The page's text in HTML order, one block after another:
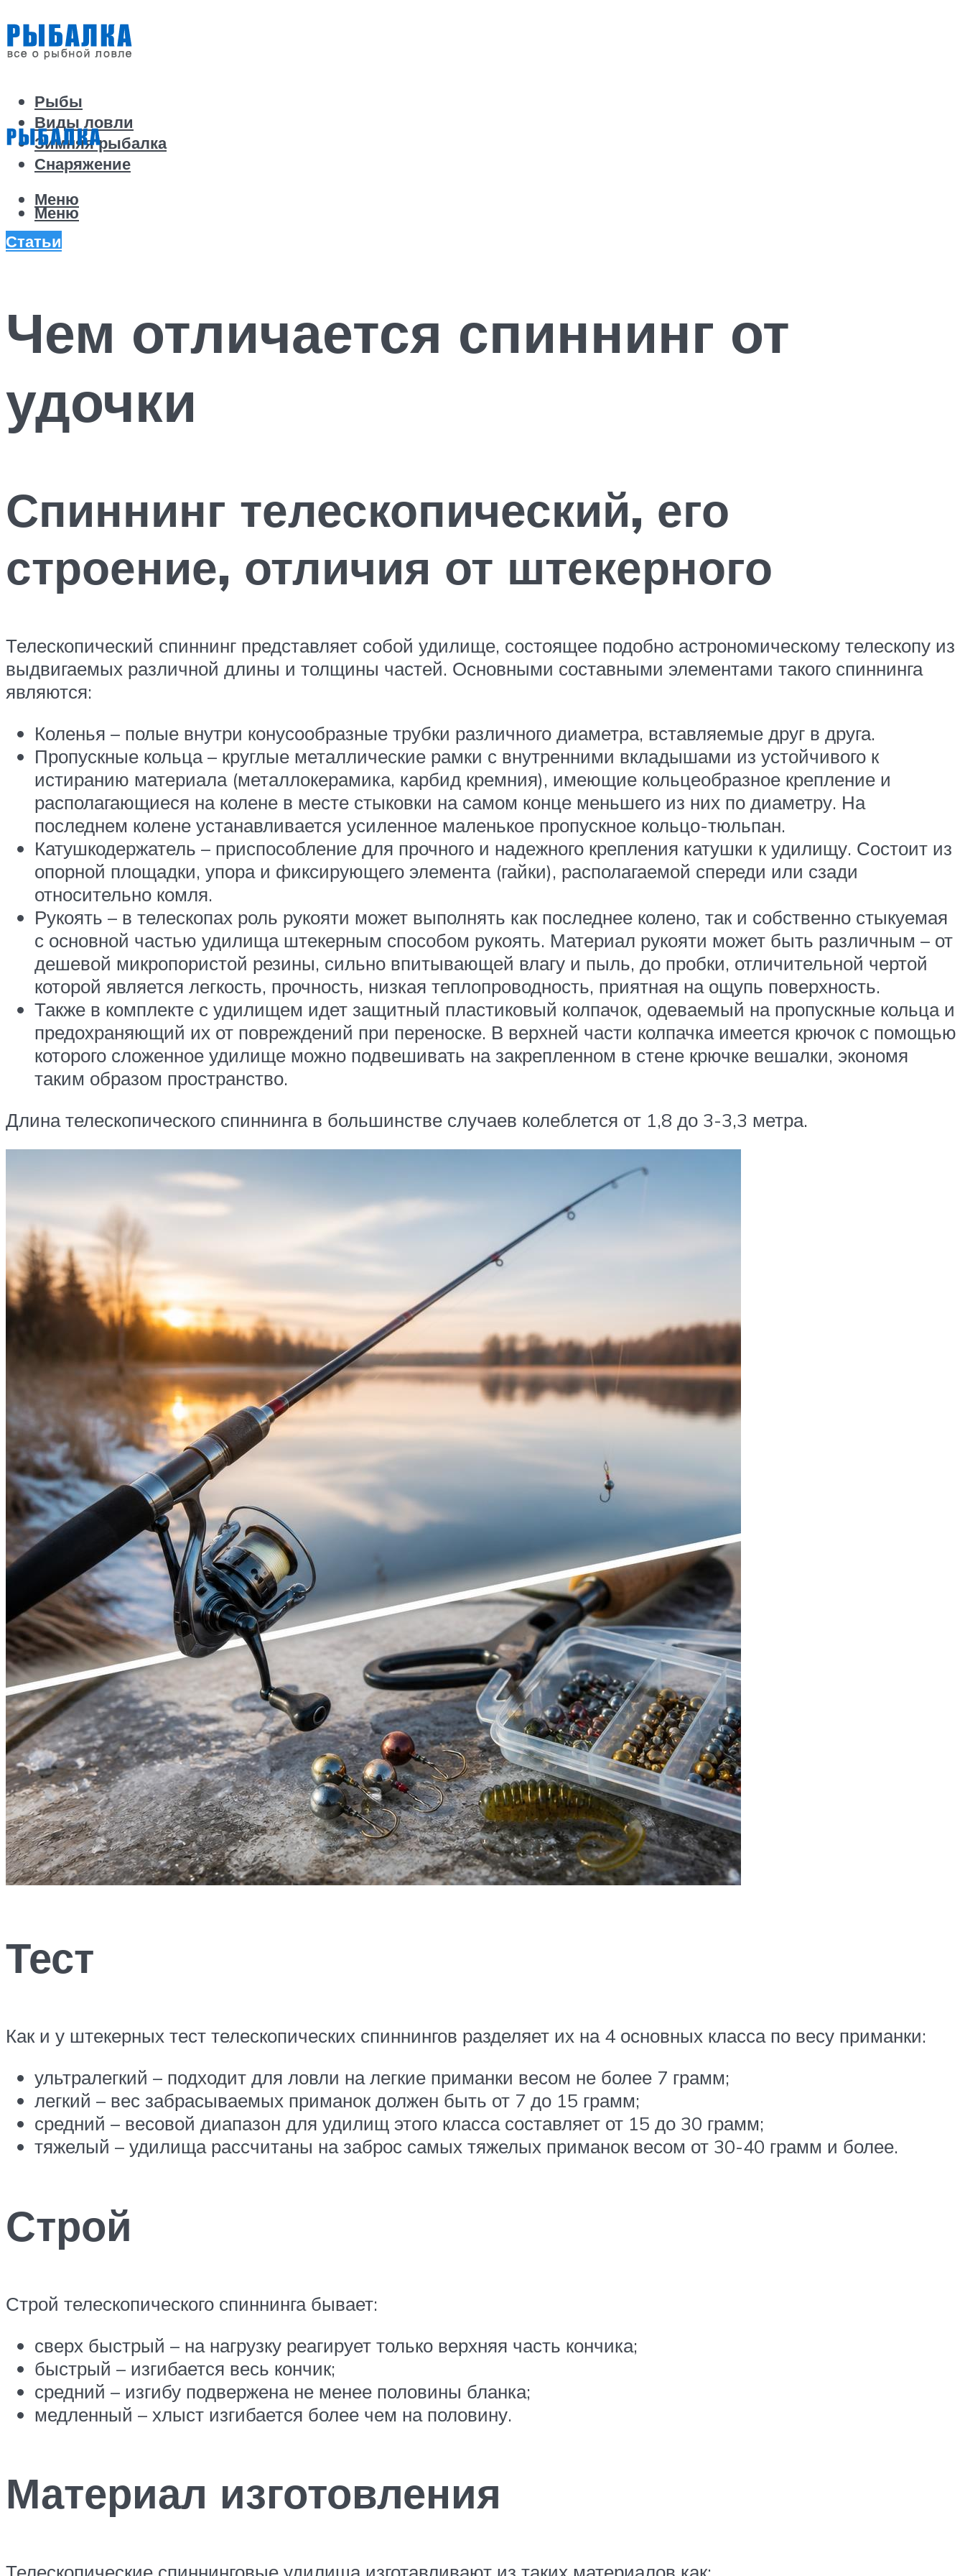
Рыбы
Виды ловли
Зимняя рыбалка
Снаряжение
Меню
Меню
Статьи
Чем отличается спиннинг от
удочки
Спиннинг телескопический, его
строение, отличия от штекерного
Телескопический спиннинг представляет собой удилище, состоящее подобно астрономическому телескопу из
выдвигаемых различной длины и толщины частей. Основными составными элементами такого спиннинга
являются:
Коленья – полые внутри конусообразные трубки различного диаметра, вставляемые друг в друга.
Пропускные кольца – круглые металлические рамки с внутренними вкладышами из устойчивого к
истиранию материала (металлокерамика, карбид кремния), имеющие кольцеобразное крепление и
располагающиеся на колене в месте стыковки на самом конце меньшего из них по диаметру. На
последнем колене устанавливается усиленное маленькое пропускное кольцо-тюльпан.
Катушкодержатель – приспособление для прочного и надежного крепления катушки к удилищу. Состоит из
опорной площадки, упора и фиксирующего элемента (гайки), располагаемой спереди или сзади
относительно комля.
Рукоять – в телескопах роль рукояти может выполнять как последнее колено, так и собственно стыкуемая
с основной частью удилища штекерным способом рукоять. Материал рукояти может быть различным – от
дешевой микропористой резины, сильно впитывающей влагу и пыль, до пробки, отличительной чертой
которой является легкость, прочность, низкая теплопроводность, приятная на ощупь поверхность.
Также в комплекте с удилищем идет защитный пластиковый колпачок, одеваемый на пропускные кольца и
предохраняющий их от повреждений при переноске. В верхней части колпачка имеется крючок с помощью
которого сложенное удилище можно подвешивать на закрепленном в стене крючке вешалки, экономя
таким образом пространство.
Длина телескопического спиннинга в большинстве случаев колеблется от 1,8 до 3-3,3 метра.
Тест
Как и у штекерных тест телескопических спиннингов разделяет их на 4 основных класса по весу приманки:
ультралегкий – подходит для ловли на легкие приманки весом не более 7 грамм;
легкий – вес забрасываемых приманок должен быть от 7 до 15 грамм;
средний – весовой диапазон для удилищ этого класса составляет от 15 до 30 грамм;
тяжелый – удилища рассчитаны на заброс самых тяжелых приманок весом от 30-40 грамм и более.
Строй
Строй телескопического спиннинга бывает:
сверх быстрый – на нагрузку реагирует только верхняя часть кончика;
быстрый – изгибается весь кончик;
средний – изгибу подвержена не менее половины бланка;
медленный – хлыст изгибается более чем на половину.
Материал изготовления